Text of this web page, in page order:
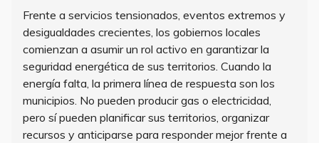
Frente a servicios tensionados, eventos extremos y
desigualdades crecientes, los gobiernos locales
comienzan a asumir un rol activo en garantizar la
seguridad energética de sus territorios. Cuando la
energía falta, la primera línea de respuesta son los
municipios. No pueden producir gas o electricidad,
pero sí pueden planificar sus territorios, organizar
recursos y anticiparse para responder mejor frente a